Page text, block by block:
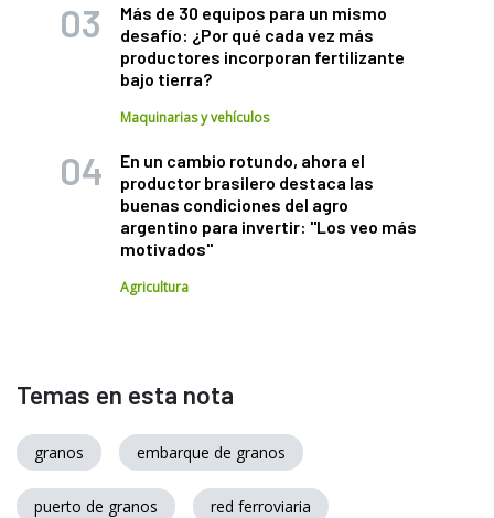
Más de 30 equipos para un mismo
desafío: ¿Por qué cada vez más
productores incorporan fertilizante
bajo tierra?
Maquinarias y vehículos
En un cambio rotundo, ahora el
productor brasilero destaca las
buenas condiciones del agro
argentino para invertir: "Los veo más
motivados"
Agricultura
Temas en esta nota
granos embarque de granos
puerto de granos red ferroviaria